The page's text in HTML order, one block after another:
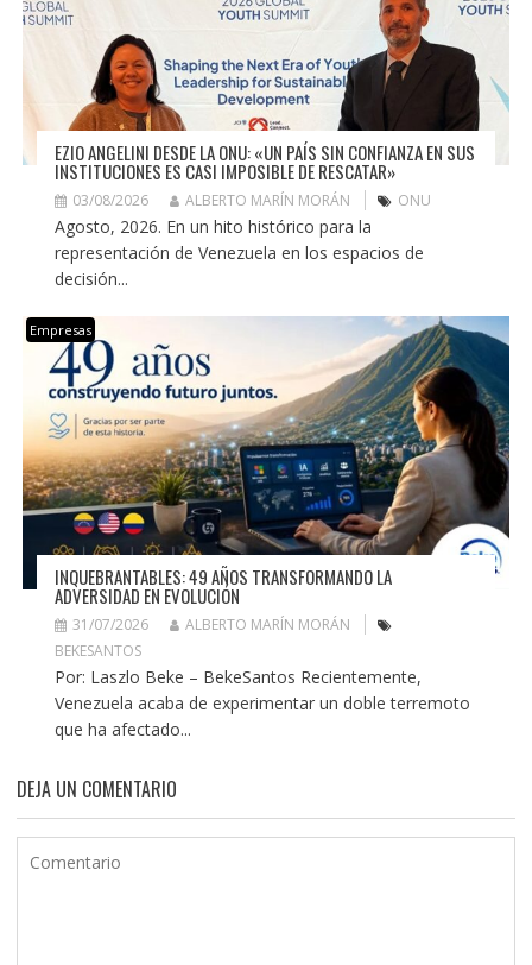
EZIO ANGELINI DESDE LA ONU: «UN PAÍS SIN CONFIANZA EN SUS
INSTITUCIONES ES CASI IMPOSIBLE DE RESCATAR»
03/08/2026 ALBERTO MARÍN MORÁN ONU
Agosto, 2026. En un hito histórico para la
representación de Venezuela en los espacios de
decisión...
Empresas
INQUEBRANTABLES: 49 AÑOS TRANSFORMANDO LA
ADVERSIDAD EN EVOLUCIÓN
31/07/2026
ALBERTO MARÍN MORÁN
BEKESANTOS
Por: Laszlo Beke – BekeSantos Recientemente,
Venezuela acaba de experimentar un doble terremoto
que ha afectado...
DEJA UN COMENTARIO